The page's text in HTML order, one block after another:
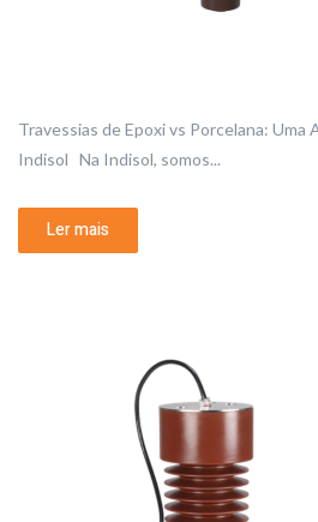
Travessias de Epoxi vs Porcelana: Uma
Indisol Na Indisol, somos...
Ler mais